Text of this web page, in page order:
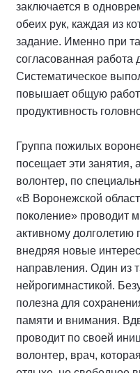
заключается в
обеих рук, каждая из
задание. Именно при
согласованная работа
Систематическое
повышает общую
продуктивность
Группа пожилых
посещает эти занятия,
волонтер, по
«В Воронежской
поколение» проводит
активному
внедряя новые
направления. Один из
нейрогимнастикой.
полезна для
памяти и внимания.
проводит по своей
волонтер, врач,